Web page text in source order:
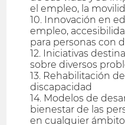
el empleo, la
10. Innovación en
empleo,
para personas con
12. Iniciativas
sobre diversos
13. Rehabilitación
discapacidad
14. Modelos de
bienestar de las
en cualquier ámbito